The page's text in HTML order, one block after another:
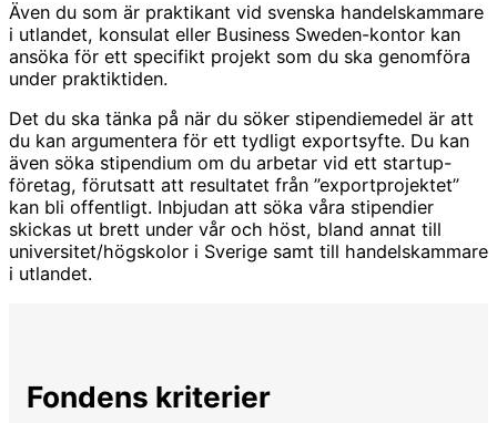
Även du som är praktikant vid svenska handelskammare
i utlandet, konsulat eller Business Sweden-kontor kan
ansöka för ett specifikt projekt som du ska genomföra
under praktiktiden.
Det du ska tänka på när du söker stipendiemedel är att
du kan argumentera för ett tydligt exportsyfte. Du kan
även söka stipendium om du arbetar vid ett startup-
företag, förutsatt att resultatet från ”exportprojektet”
kan bli offentligt. Inbjudan att söka våra stipendier
skickas ut brett under vår och höst, bland annat till
universitet/högskolor i Sverige samt till handelskammare
i utlandet.
Fondens kriterier